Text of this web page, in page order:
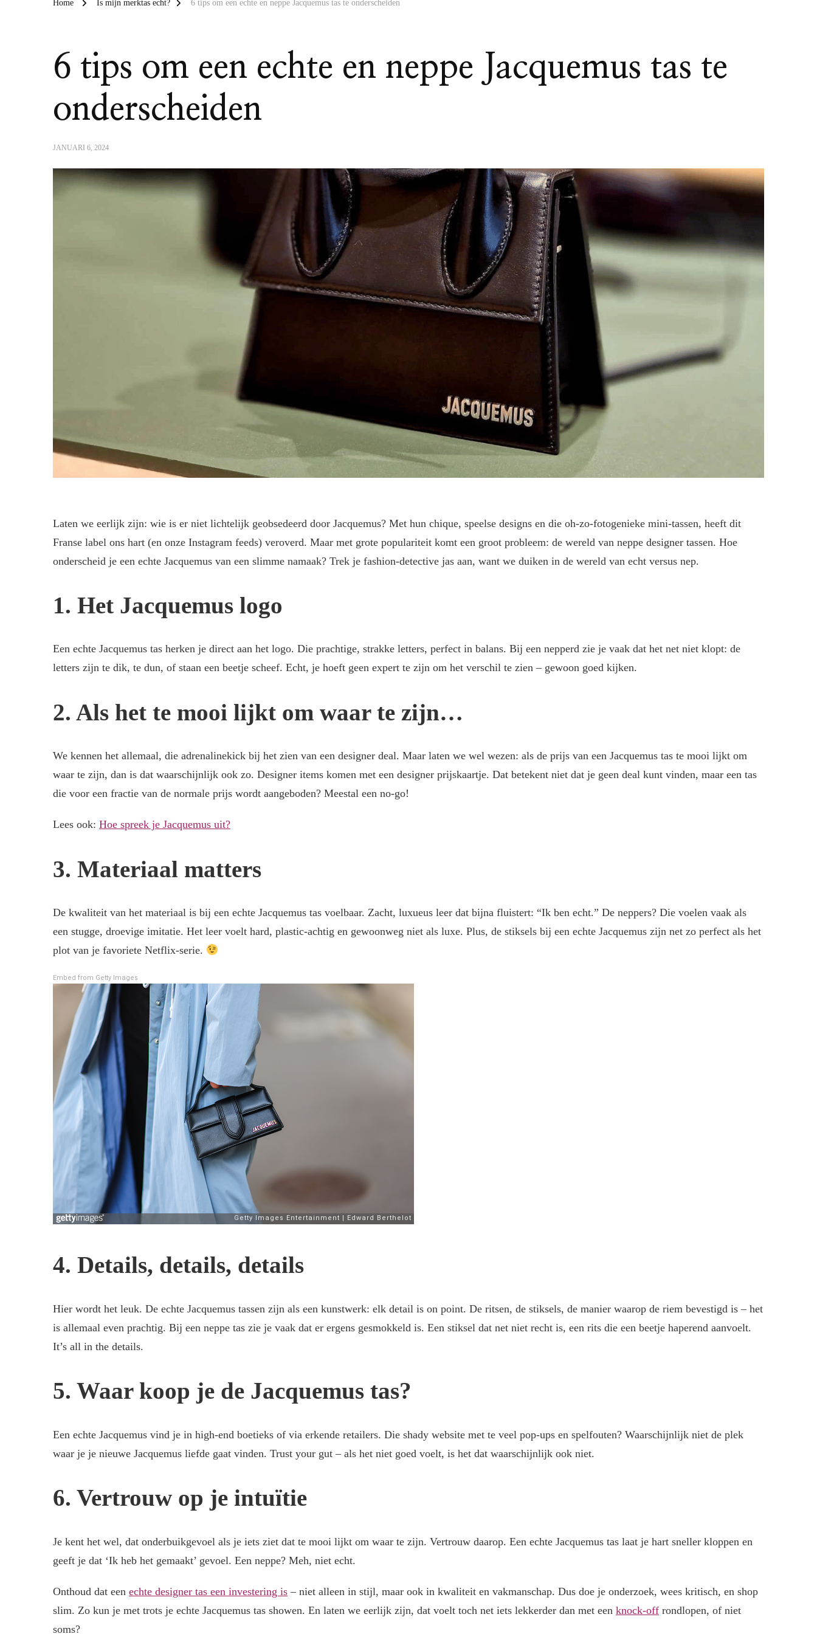
Home Is mijn merktas echt? 6 tips om een echte en neppe Jacquemus tas te onderscheiden
6 tips om een echte en neppe Jacquemus tas te
onderscheiden
JANUARI 6, 2024
Laten we eerlijk zijn: wie is er niet lichtelijk geobsedeerd door Jacquemus? Met hun chique, speelse designs en die oh-zo-fotogenieke mini-tassen, heeft dit
Franse label ons hart (en onze Instagram feeds) veroverd. Maar met grote populariteit komt een groot probleem: de wereld van neppe designer tassen. Hoe
onderscheid je een echte Jacquemus van een slimme namaak? Trek je fashion-detective jas aan, want we duiken in de wereld van echt versus nep.
1. Het Jacquemus logo
Een echte Jacquemus tas herken je direct aan het logo. Die prachtige, strakke letters, perfect in balans. Bij een nepperd zie je vaak dat het net niet klopt: de
letters zijn te dik, te dun, of staan een beetje scheef. Echt, je hoeft geen expert te zijn om het verschil te zien – gewoon goed kijken.
2. Als het te mooi lijkt om waar te zijn…
We kennen het allemaal, die adrenalinekick bij het zien van een designer deal. Maar laten we wel wezen: als de prijs van een Jacquemus tas te mooi lijkt om
waar te zijn, dan is dat waarschijnlijk ook zo. Designer items komen met een designer prijskaartje. Dat betekent niet dat je geen deal kunt vinden, maar een tas
die voor een fractie van de normale prijs wordt aangeboden? Meestal een no-go!
Lees ook: Hoe spreek je Jacquemus uit?
3. Materiaal matters
De kwaliteit van het materiaal is bij een echte Jacquemus tas voelbaar. Zacht, luxueus leer dat bijna fluistert: “Ik ben echt.” De neppers? Die voelen vaak als
een stugge, droevige imitatie. Het leer voelt hard, plastic-achtig en gewoonweg niet als luxe. Plus, de stiksels bij een echte Jacquemus zijn net zo perfect als het
plot van je favoriete Netflix-serie.
Embed from Getty Images
4. Details, details, details
Hier wordt het leuk. De echte Jacquemus tassen zijn als een kunstwerk: elk detail is on point. De ritsen, de stiksels, de manier waarop de riem bevestigd is – het
is allemaal even prachtig. Bij een neppe tas zie je vaak dat er ergens gesmokkeld is. Een stiksel dat net niet recht is, een rits die een beetje haperend aanvoelt.
It’s all in the details.
5. Waar koop je de Jacquemus tas?
Een echte Jacquemus vind je in high-end boetieks of via erkende retailers. Die shady website met te veel pop-ups en spelfouten? Waarschijnlijk niet de plek
waar je je nieuwe Jacquemus liefde gaat vinden. Trust your gut – als het niet goed voelt, is het dat waarschijnlijk ook niet.
6. Vertrouw op je intuïtie
Je kent het wel, dat onderbuikgevoel als je iets ziet dat te mooi lijkt om waar te zijn. Vertrouw daarop. Een echte Jacquemus tas laat je hart sneller kloppen en
geeft je dat ‘Ik heb het gemaakt’ gevoel. Een neppe? Meh, niet echt.
Onthoud dat een echte designer tas een investering is – niet alleen in stijl, maar ook in kwaliteit en vakmanschap. Dus doe je onderzoek, wees kritisch, en shop
slim. Zo kun je met trots je echte Jacquemus tas showen. En laten we eerlijk zijn, dat voelt toch net iets lekkerder dan met een knock-off rondlopen, of niet
soms?